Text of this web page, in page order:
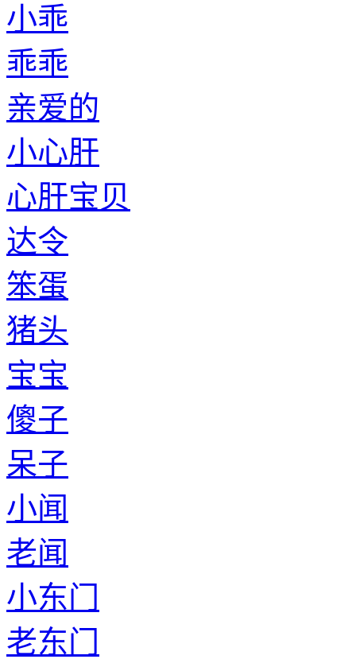
小乖
乖乖
亲爱的
小心肝
心肝宝贝
达令
笨蛋
猪头
宝宝
傻子
呆子
小闻
老闻
小东门
老东门